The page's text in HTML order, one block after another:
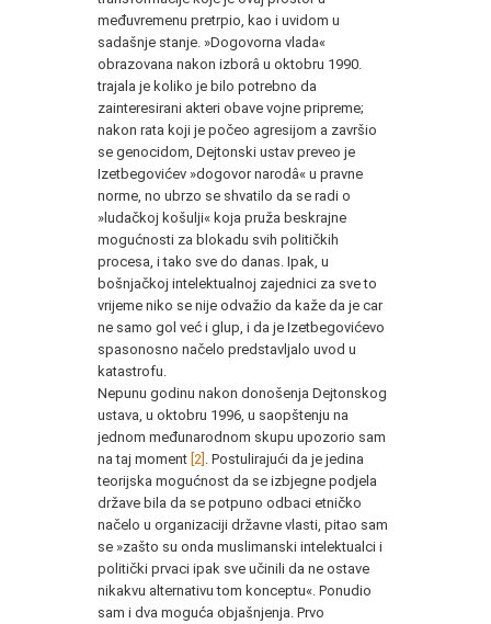
međuvremenu pretrpio, kao i uvidom u
sadašnje stanje. »Dogovorna vlada«
obrazovana nakon izborâ u oktobru 1990.
trajala je koliko je bilo potrebno da
zainteresirani akteri obave vojne pripreme;
nakon rata koji je počeo agresijom a završio
se genocidom, Dejtonski ustav preveo je
Izetbegovićev »dogovor narodâ« u pravne
norme, no ubrzo se shvatilo da se radi o
»ludačkoj košulji« koja pruža beskrajne
mogućnosti za blokadu svih političkih
procesa, i tako sve do danas. Ipak, u
bošnjačkoj intelektualnoj zajednici za sve to
vrijeme niko se nije odvažio da kaže da je car
ne samo gol već i glup, i da je Izetbegovićevo
spasonosno načelo predstavljalo uvod u
katastrofu.
Nepunu godinu nakon donošenja Dejtonskog
ustava, u oktobru 1996, u saopštenju na
jednom međunarodnom skupu upozorio sam
na taj moment [2]
. Postulirajući da je jedina
teorijska mogućnost da se izbjegne podjela
države bila da se potpuno odbaci etničko
načelo u organizaciji državne vlasti, pitao sam
se »zašto su onda muslimanski intelektualci i
politički prvaci ipak sve učinili da ne ostave
nikakvu alternativu tom konceptu«. Ponudio
sam i dva moguća objašnjenja. Prvo